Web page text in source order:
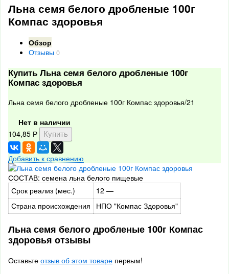
Льна семя белого дробленые 100г
Компас здоровья
Обзор
Отзывы 0
Купить Льна семя белого дробленые 100г
Компас здоровья
Льна семя белого дробленые 100г Компас здоровья/21
Нет в наличии
104,85 Р
Добавить к сравнению
СОСТАВ: семена льна белого пищевые
Срок реализ (мес.)
12 —
Страна происхождения
НПО "Компас Здоровья"
Льна семя белого дробленые 100г Компас
здоровья отзывы
Оставьте отзыв об этом товаре первым!